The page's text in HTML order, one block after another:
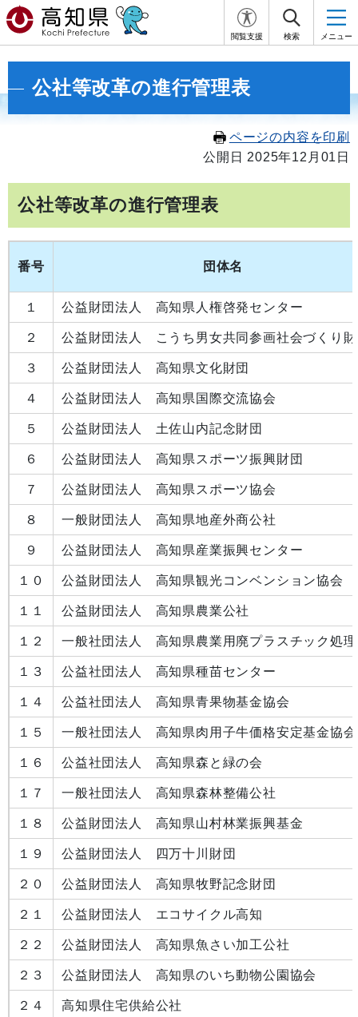
閲覧支援 検索 メニュー
公社等改革の進行管理表
ページの内容を印刷
公開日 2025年12月01日
公社等改革の進行管理表
番号 団体名
１ 公益財団法人 高知県人権啓発センター
２ 公益財団法人 こうち男女共同参画社会づくり
３ 公益財団法人 高知県文化財団
４ 公益財団法人 高知県国際交流協会
５ 公益財団法人 土佐山内記念財団
６ 公益財団法人 高知県スポーツ振興財団
７ 公益財団法人 高知県スポーツ協会
８ 一般財団法人 高知県地産外商公社
９ 公益財団法人 高知県産業振興センター
１０ 公益財団法人 高知県観光コンベンション協会
１１ 公益財団法人 高知県農業公社
１２ 一般社団法人 高知県農業用廃プラスチック処
１３ 公益社団法人 高知県種苗センター
１４ 公益社団法人 高知県青果物基金協会
１５ 一般社団法人 高知県肉用子牛価格安定基金協会
１６ 公益社団法人 高知県森と緑の会
１７ 一般社団法人 高知県森林整備公社
１８ 公益財団法人 高知県山村林業振興基金
１９ 公益財団法人 四万十川財団
２０ 公益財団法人 高知県牧野記念財団
２１ 公益財団法人 エコサイクル高知
２２ 公益財団法人 高知県魚さい加工公社
２３ 公益財団法人 高知県のいち動物公園協会
２４ 高知県住宅供給公社